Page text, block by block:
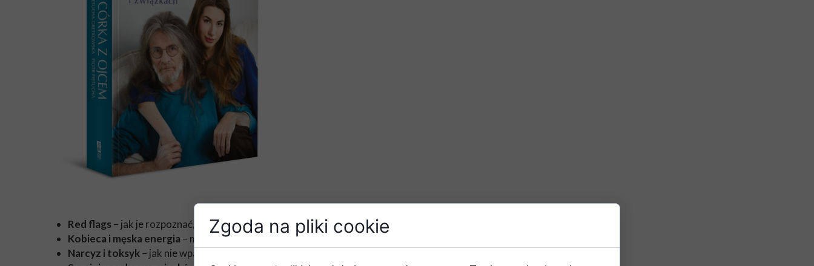
Red flags– jak je rozpoznać, zanim doprowadzą do emocjonalnej katastrofy?
Kobieca i męska energia – mit czy rzeczywistość?
Narcyz i toksyk– jak nie wpaść w sidła ich manipulacji?
Zgoda na pliki cookie